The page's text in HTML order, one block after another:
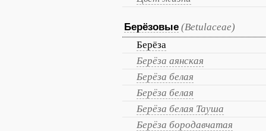
Берёзовые (Betulaceae)
Берёза
Берёза аянская
Берёза белая
Берёза белая
Берёза белая Тауша
Берёза бородавчатая